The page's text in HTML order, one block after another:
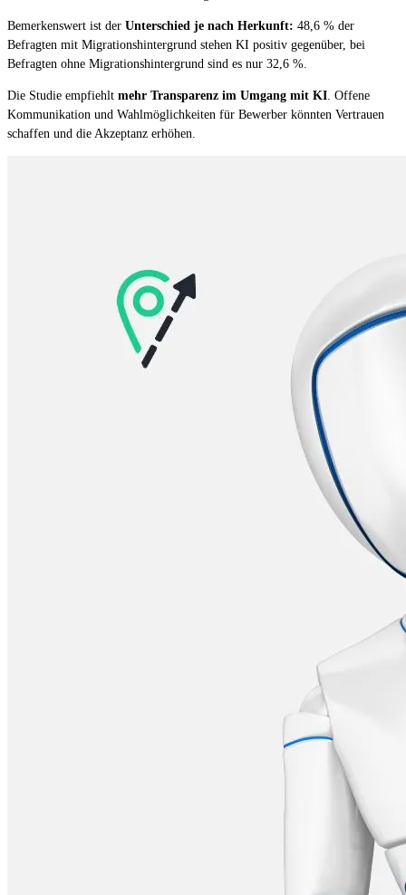
Bemerkenswert ist der Unterschied je nach Herkunft: 48,6 % der
Befragten mit Migrationshintergrund stehen KI positiv gegenüber, bei
Befragten ohne Migrationshintergrund sind es nur 32,6 %.
Die Studie empfiehlt mehr Transparenz im Umgang mit KI . Offene
Kommunikation und Wahlmöglichkeiten für Bewerber könnten Vertrauen
schaffen und die Akzeptanz erhöhen.